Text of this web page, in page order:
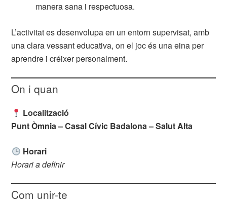
manera sana i respectuosa.
L’activitat es desenvolupa en un entorn supervisat, amb
una clara vessant educativa, on el joc és una eina per
aprendre i créixer personalment.
On i quan
Localització
Punt Òmnia – Casal Cívic Badalona – Salut Alta
Horari
Horari a definir
Com unir-te